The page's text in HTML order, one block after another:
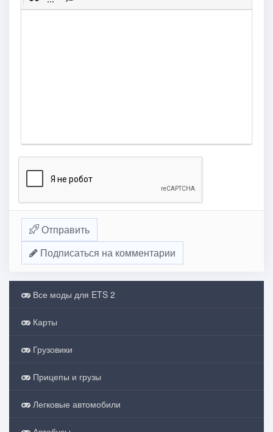
Отправить
Подписаться на комментарии
Все моды для ETS 2
Карты
Грузовики
Прицепы и грузы
Легковые автомобили